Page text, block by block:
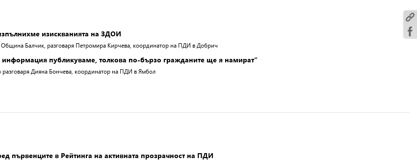
изискванията на ЗДОИ
Община Балчик, разговаря Петромира Кирчева, координатор на ПДИ в Добрич
информация публикуваме, толкова по-бързо гражданите ще я намират“
Дияна Бончева, координатор на ПДИ в Ямбол
първенците в Рейтинга на активната прозрачност на ПДИ